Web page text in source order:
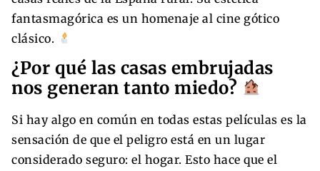
fantasmagórica es un homenaje al cine gótico
clásico.
¿Por qué las casas embrujadas
nos generan tanto miedo?
Si hay algo en común en todas estas películas es la
sensación de que el peligro está en un lugar
considerado seguro: el hogar. Esto hace que el